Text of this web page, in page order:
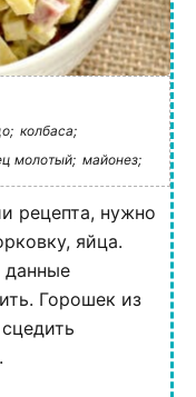
колбаса;
молотый; майонез;
рецепта, нужно
яйца.
данные
Горошек из